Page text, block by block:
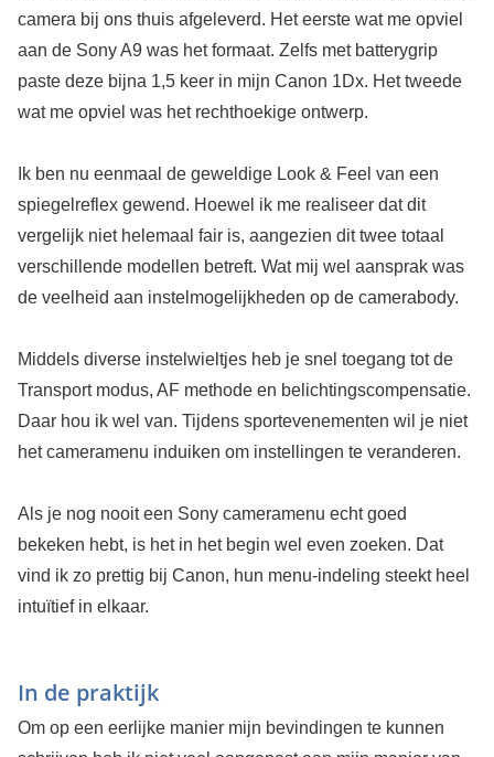
camera bij ons thuis afgeleverd. Het eerste wat me opviel
aan de Sony A9 was het formaat. Zelfs met batterygrip
paste deze bijna 1,5 keer in mijn Canon 1Dx. Het tweede
wat me opviel was het rechthoekige ontwerp.
Ik ben nu eenmaal de geweldige Look & Feel van een
spiegelreflex gewend. Hoewel ik me realiseer dat dit
vergelijk niet helemaal fair is, aangezien dit twee totaal
verschillende modellen betreft. Wat mij wel aansprak was
de veelheid aan instelmogelijkheden op de camerabody.
Middels diverse instelwieltjes heb je snel toegang tot de
Transport modus, AF methode en belichtingscompensatie.
Daar hou ik wel van. Tijdens sportevenementen wil je niet
het cameramenu induiken om instellingen te veranderen.
Als je nog nooit een Sony cameramenu echt goed
bekeken hebt, is het in het begin wel even zoeken. Dat
vind ik zo prettig bij Canon, hun menu-indeling steekt heel
intuïtief in elkaar.
In de praktijk
Om op een eerlijke manier mijn bevindingen te kunnen